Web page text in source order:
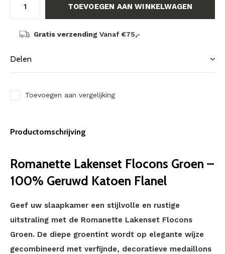
TOEVOEGEN AAN WINKELWAGEN
Gratis verzending Vanaf €75,-
Delen
Toevoegen aan vergelijking
Productomschrijving
Romanette Lakenset Flocons Groen –
100% Geruwd Katoen Flanel
Geef uw slaapkamer een stijlvolle en rustige
uitstraling met de Romanette Lakenset Flocons
Groen. De diepe groentint wordt op elegante wijze
gecombineerd met verfijnde, decoratieve medaillons